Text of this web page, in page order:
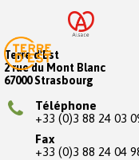
Terre d'Est
2 rue du Mont Blanc
67000 Strasbourg
Téléphone
+33 (0)3 88 24 03
Fax
+33 (0)3 88 24 04